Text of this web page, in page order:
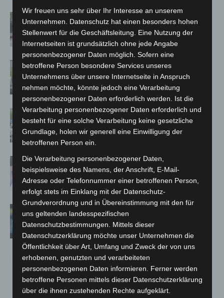
Gasleitung bei McDonald’s-Umbau in
Langenhagen beschädigt
Langenhagen: Autofahrer mit 3,17
Promille aus dem Verkehr gezogen
Blaulichtmeile Langenhagen 2026:
Polizei, Feuerwehr und Rettung
hautnah erleben
Polizei Langenhagen testet Aufnahme
von Anzeigen per Videochat
Vermisste Seniorin aus Godshorn tot
aufgefunden
Wir freuen uns sehr über Ihr Interesse an unserem
Unternehmen. Datenschutz hat einen besonders hohen
Stellenwert für die Geschäftsleitung. Eine Nutzung der
Internetseiten ist grundsätzlich ohne jede Angabe
personenbezogener Daten möglich. Sofern eine
betroffene Person besondere Services unseres
Unternehmens über unsere Internetseite in Anspruch
nehmen möchte, könnte jedoch eine Verarbeitung
personenbezogener Daten erforderlich werden. Ist die
Verarbeitung personenbezogener Daten erforderlich und
besteht für eine solche Verarbeitung keine gesetzliche
Grundlage, holen wir generell eine Einwilligung der
betroffenen Person ein.
Die Verarbeitung personenbezogener Daten,
beispielsweise des Namens, der Anschrift, E-Mail-
Adresse oder Telefonnummer einer betroffenen Person,
erfolgt stets im Einklang mit der Datenschutz-
Grundverordnung und in Übereinstimmung mit den für
uns geltenden landesspezifischen
Datenschutzbestimmungen. Mittels dieser
Datenschutzerklärung möchte unser Unternehmen die
Öffentlichkeit über Art, Umfang und Zweck der von uns
erhobenen, genutzten und verarbeiteten
personenbezogenen Daten informieren. Ferner werden
betroffene Personen mittels dieser Datenschutzerklärung
über die ihnen zustehenden Rechte aufgeklärt.